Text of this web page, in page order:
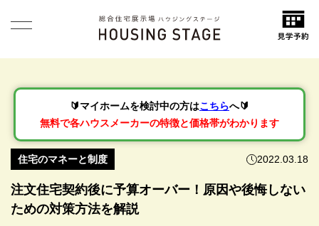
🔰マイホームを検討中の方はこちらへ🔰
無料で各ハウスメーカーの特徴と価格帯がわかります
住宅のマネーと制度 2022.03.18
注文住宅契約後に予算オーバー！原因や後悔しない
ための対策方法を解説